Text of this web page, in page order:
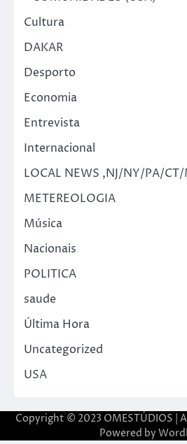
Cultura
DAKAR
Desporto
Economia
Entrevista
Internacional
LOCAL NEWS ,NJ/NY/PA/
METEREOLOGIA
Música
Nacionais
POLITICA
saude
Última Hora
Uncategorized
USA
Copyright © 2023 OMESTÚDIOS |
Powered by